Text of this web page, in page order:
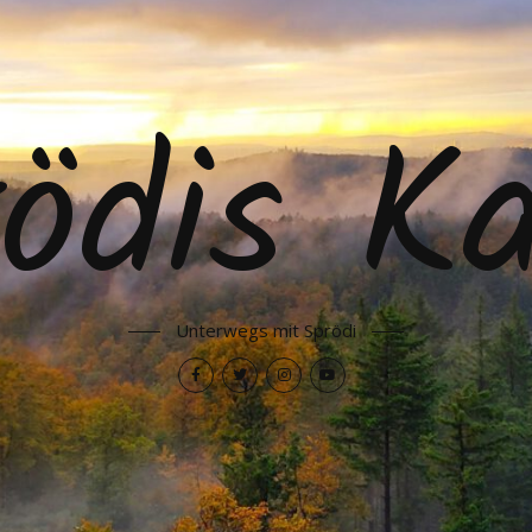
Unterwegs mit Sprödi